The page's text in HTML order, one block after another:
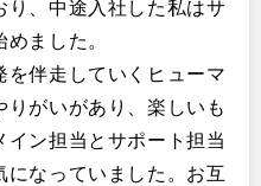
り、中途入社した私はサ
ました。
を伴走していくヒューマ
りがいがあり、楽しいも
ン担当とサポート担当
になっていました。お互